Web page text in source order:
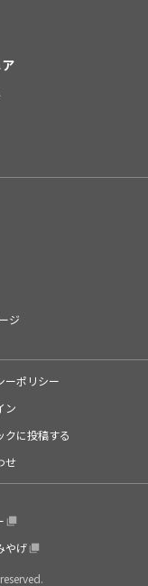
ジ
ーポリシー
ン
クに投稿する
せ
やげ